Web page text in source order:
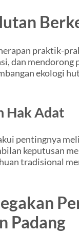
praktik-
dan mendorong
ekologi
Hak Adat
pentingnya
keputusan
tradisional
Padang